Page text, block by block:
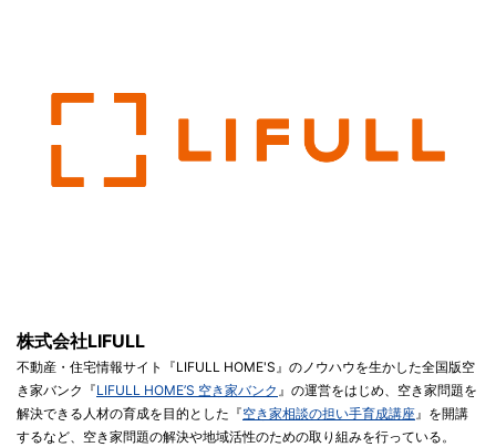
株式会社LIFULL
不動産・住宅情報サイト『LIFULL HOME'S』のノウハウを生かした全国版空
き家バンク『LIFULL HOME’S 空き家バンク 』の運営をはじめ、空き家問題を
解決できる人材の育成を目的とした『空き家相談の担い手育成講座』を開講
するなど、空き家問題の解決や地域活性のための取り組みを行っている。